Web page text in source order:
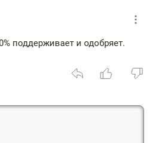
поддерживает и одобряет.